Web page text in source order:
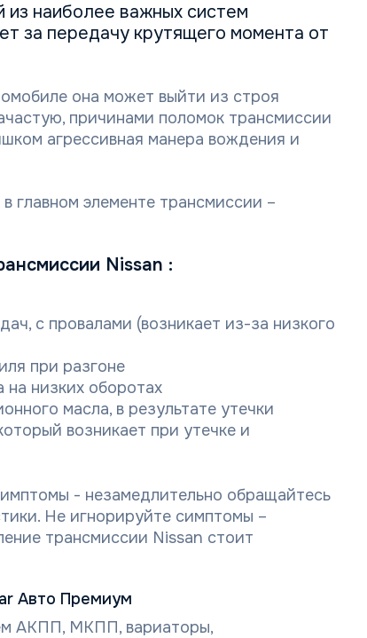
из наиболее важных систем
за передачу крутящего момента от
она может выйти из строя
причинами поломок трансмиссии
агрессивная манера вождения и
главном элементе трансмиссии –
Nissan :
с провалами (возникает из-за низкого
при разгоне
низких оборотах
масла, в результате утечки
возникает при утечке и
- незамедлительно обращайтесь
Не игнорируйте симптомы –
трансмиссии Nissan стоит
Авто Премиум
АКПП, МКПП, вариаторы,